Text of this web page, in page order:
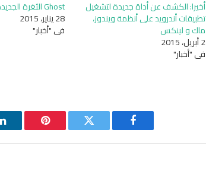
أخيرا: الكشف عن أداة جديدة لتشغيل
تطبيقات أندرويد على أنظمة ويندوز،
ماك و لينكس
2 أبريل، 2015
في "أخبار"
Ghost الثغرة الجديدة التي تهدد لينكس
28 يناير، 2015
في "أخبار"
فيسبوك تويتر بينتيريست